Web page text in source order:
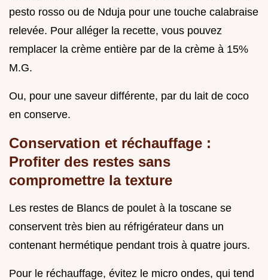
pesto rosso ou de Nduja pour une touche calabraise
relevée. Pour alléger la recette, vous pouvez
remplacer la crème entière par de la crème à 15%
M.G.
Ou, pour une saveur différente, par du lait de coco
en conserve.
Conservation et réchauffage :
Profiter des restes sans
compromettre la texture
Les restes de Blancs de poulet à la toscane se
conservent très bien au réfrigérateur dans un
contenant hermétique pendant trois à quatre jours.
Pour le réchauffage, évitez le micro ondes, qui tend